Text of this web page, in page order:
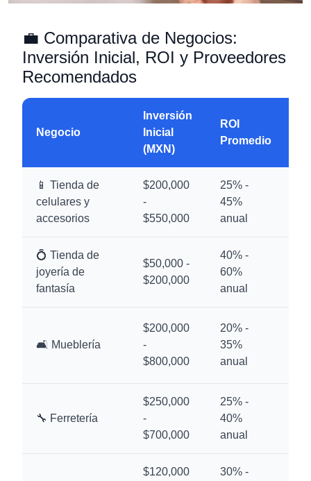
💼 Comparativa de Negocios:
Inversión Inicial, ROI y Proveedores
Recomendados
Negocio
Inversión
Inicial
(MXN)
ROI
Promedio
📱 Tienda de
celulares y
accesorios
$200,000
-
$550,000
25% -
45%
anual
💍 Tienda de
joyería de
fantasía
$50,000 -
$200,000
40% -
60%
anual
🛋️ Mueblería
$200,000
-
$800,000
20% -
35%
anual
🔧 Ferretería
$250,000
-
$700,000
25% -
40%
anual
$120,000
30% -